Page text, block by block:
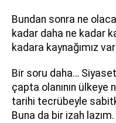
Bundan sonra ne
kadar daha ne kadar
kadara kaynağımız
Bir soru daha…
çapta olanının ülkeye
tarihi tecrübeyle
Buna da bir izah